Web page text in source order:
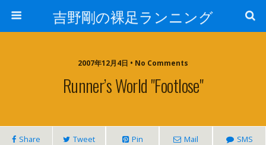
吉野剛の裸足ランニング
2007年12月4日 • No Comments
Runner’s World "footlose"
Share Tweet Pin Mail SMS